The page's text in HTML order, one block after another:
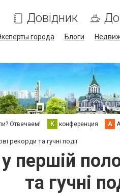
Довідник
города Блоги
Отвечаем! К конференция А
рекорди та гучні події
першій
та гучні